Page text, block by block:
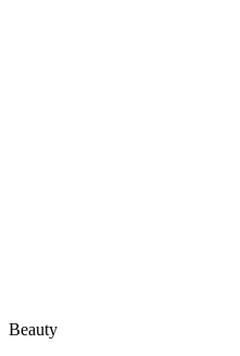
Beauty